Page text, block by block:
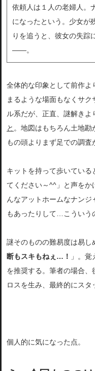
依頼人は１人の老婦人。
になったという。少女が
りを追うと、彼女の失踪
――。
全体的な印象として前作
まるような場面もなくサ
ル系だが、正直、謎解きよ
と 。地図はもちろん土地
もの頭よりまず足での調査
キットを持って歩いてい
てください～^^」と声を
んなアットホームなナン
もあったりして…こういう
謎そのものの難易度は易し
断もスキもねぇ…！
」。
を推奨する。筆者の場合
ロスを生み、最終的にスタ
個人的に気になった点。